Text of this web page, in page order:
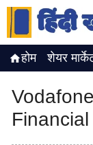
Skip
content
होम शेयर
Vodafone
Financial